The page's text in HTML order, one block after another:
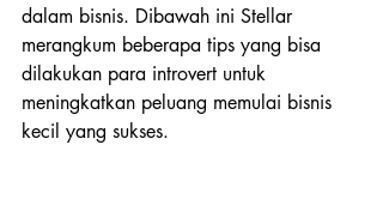
dalam bisnis. Dibawah ini Stellar
merangkum beberapa tips yang bisa
dilakukan para introvert untuk
meningkatkan peluang memulai bisnis
kecil yang sukses.